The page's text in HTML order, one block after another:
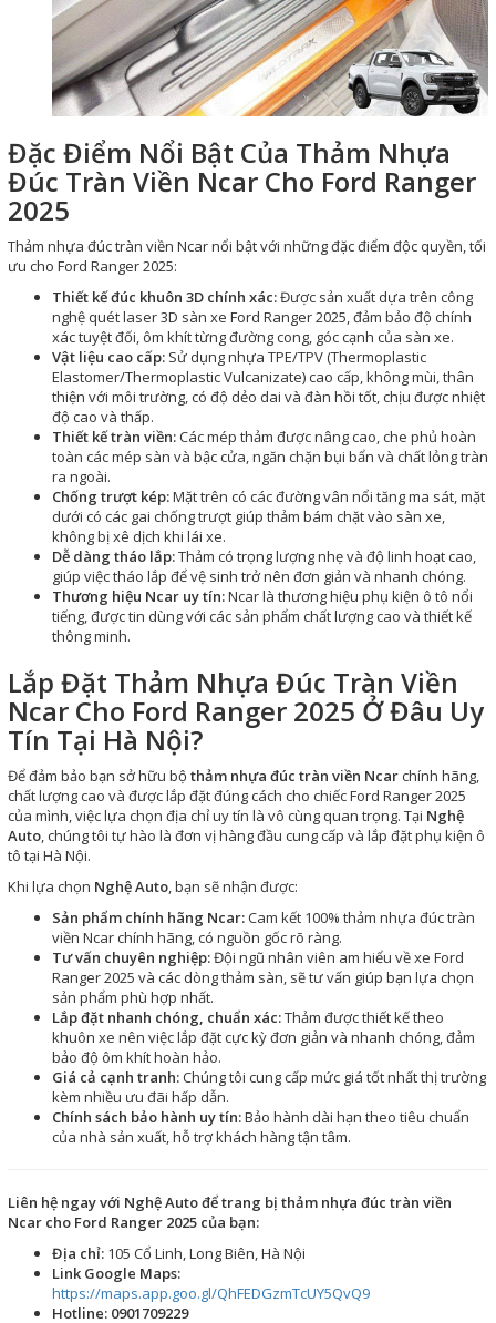
Đặc Điểm Nổi Bật Của Thảm Nhựa
Đúc Tràn Viền Ncar Cho Ford Ranger
2025
Thảm nhựa đúc tràn viền Ncar nổi bật với những đặc điểm độc quyền, tối
ưu cho Ford Ranger 2025:
Thiết kế đúc khuôn 3D chính xác:Được sản xuất dựa trên công
nghệ quét laser 3D sàn xe Ford Ranger 2025, đảm bảo độ chính
xác tuyệt đối, ôm khít từng đường cong, góc cạnh của sàn xe.
Vật liệu cao cấp: Sử dụng nhựa TPE/TPV (Thermoplastic
Elastomer/Thermoplastic Vulcanizate) cao cấp, không mùi, thân
thiện với môi trường, có độ dẻo dai và đàn hồi tốt, chịu được nhiệt
độ cao và thấp.
Thiết kế tràn viền:Các mép thảm được nâng cao, che phủ hoàn
toàn các mép sàn và bậc cửa, ngăn chặn bụi bẩn và chất lỏng tràn
ra ngoài.
Chống trượt kép:Mặt trên có các đường vân nổi tăng ma sát, mặt
dưới có các gai chống trượt giúp thảm bám chặt vào sàn xe,
không bị xê dịch khi lái xe.
Dễ dàng tháo lắp:Thảm có trọng lượng nhẹ và độ linh hoạt cao,
giúp việc tháo lắp để vệ sinh trở nên đơn giản và nhanh chóng.
Thương hiệu Ncar uy tín:Ncar là thương hiệu phụ kiện ô tô nổi
tiếng, được tin dùng với các sản phẩm chất lượng cao và thiết kế
thông minh.
Lắp Đặt Thảm Nhựa Đúc Tràn Viền
Ncar Cho Ford Ranger 2025 Ở Đâu Uy
Tín Tại Hà Nội?
Để đảm bảo bạn sở hữu bộ thảm nhựa đúc tràn viền Ncarchính hãng,
chất lượng cao và được lắp đặt đúng cách cho chiếc Ford Ranger 2025
của mình, việc lựa chọn địa chỉ uy tín là vô cùng quan trọng. Tại Nghệ
Auto , chúng tôi tự hào là đơn vị hàng đầu cung cấp và lắp đặt phụ kiện ô
tô tại Hà Nội.
Khi lựa chọn Nghệ Auto , bạn sẽ nhận được:
Sản phẩm chính hãng Ncar:Cam kết 100% thảm nhựa đúc tràn
viền Ncar chính hãng, có nguồn gốc rõ ràng.
Tư vấn chuyên nghiệp:Đội ngũ nhân viên am hiểu về xe Ford
Ranger 2025 và các dòng thảm sàn, sẽ tư vấn giúp bạn lựa chọn
sản phẩm phù hợp nhất.
Lắp đặt nhanh chóng, chuẩn xác:Thảm được thiết kế theo
khuôn xe nên việc lắp đặt cực kỳ đơn giản và nhanh chóng, đảm
bảo độ ôm khít hoàn hảo.
Giá cả cạnh tranh:Chúng tôi cung cấp mức giá tốt nhất thị trường
kèm nhiều ưu đãi hấp dẫn.
Chính sách bảo hành uy tín:Bảo hành dài hạn theo tiêu chuẩn
của nhà sản xuất, hỗ trợ khách hàng tận tâm.
Liên hệ ngay với Nghệ Auto để trang bị thảm nhựa đúc tràn viền
Ncar cho Ford Ranger 2025 của bạn:
Địa chỉ: 105 Cổ Linh, Long Biên, Hà Nội
Link Google Maps:
https://maps.app.goo.gl/QhFEDGzmTcUY5QvQ9
Hotline: 0901709229